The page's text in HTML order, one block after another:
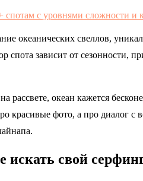
океанических свеллов,
спота зависит от сезонности,
рассвете, океан кажется
красивые фото, а про диалог с
искать свой